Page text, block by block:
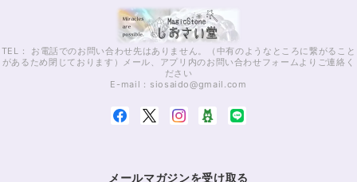
TEL： お電話でのお問い合わせ先はありません。（中有のようなところに繋がること
があるため閉じております）メール、アプリ内のお問い合わせフォームよりご連絡く
ださい
E-mail： siosaido@gmail.com
メールマガジンを受け取る